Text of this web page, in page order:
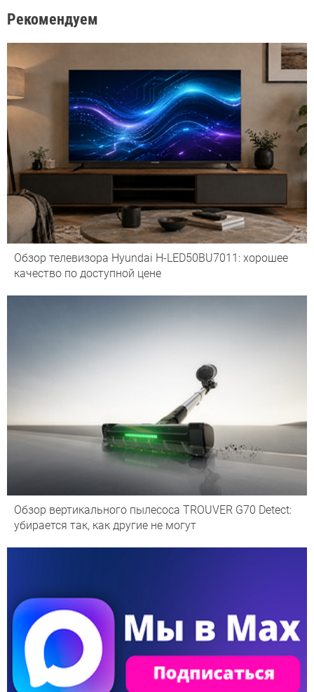
Рекомендуем
Обзор телевизора Hyundai H-LED50BU7011: хорошее
качество по доступной цене
Обзор вертикального пылесоса TROUVER G70 Detect:
убирается так, как другие не могут